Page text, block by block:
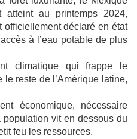
atteint au printemps 2024,
officiellement déclaré en état
à l’eau potable de plus
climatique qui frappe le
reste de l’Amérique latine,
économique, nécessaire
vit en dessous du
feu les ressources.